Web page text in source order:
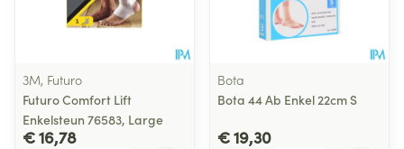
3M, Futuro
Futuro Comfort Lift
Enkelsteun 76583, Large
€ 16,78
Bota
Bota 44 Ab Enkel 22cm S
€ 19,30